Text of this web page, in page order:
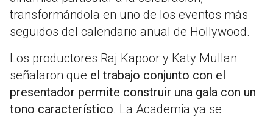
transformándola en uno de los eventos más
seguidos del calendario anual de Hollywood.
Los productores Raj Kapoor y Katy Mullan
señalaron que el trabajo conjunto con el
presentador permite construir una gala con un
tono característico. La Academia ya se